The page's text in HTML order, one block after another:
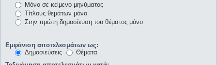
Μόνο σε κείμενο μηνύματος
Τίτλους θεμάτων μόνο
Στην πρώτη δημοσίευση του θέματος μόνο
Εμφάνιση αποτελεσμάτων ως:
Δημοσιεύσεις
Θέματα